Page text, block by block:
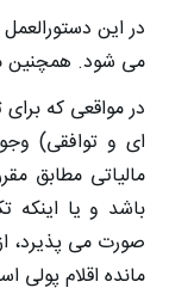
در این
می شود. همچنین
در مواقعی که
ای و توافقی)
مالیاتی مطابق
باشد و یا
صورت می پذیرد،
مانده اقلام پولی